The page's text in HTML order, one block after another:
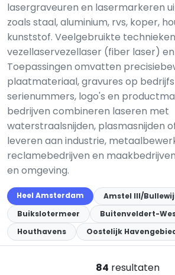
lasergraveuren en lasermarkeren
zoals staal, aluminium, rvs, koper,
kunststof. Veelgebruikte
vezellaservezellaser (fiber laser) en
Toepassingen omvatten
plaatmateriaal, gravures op
serienummers, logo's en
bedrijven combineren laseren met
waterstraalsnijden, plasmasnijden
leveren aan industrie,
reclamebedrijven en
en omgeving.
Heel Amsterdam
Amstel III/
Buikslotermeer
Buitenveldert-
Houthavens
Oostelijk
84 resultaten